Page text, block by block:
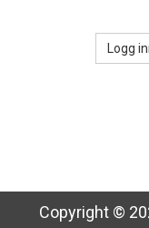
Logg
Copyright ©